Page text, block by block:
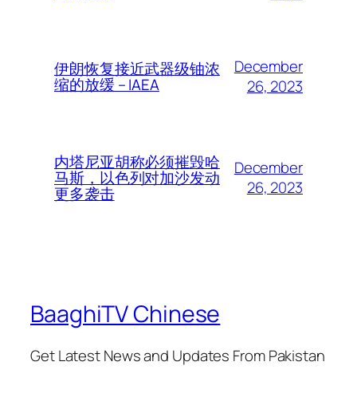
伊朗恢复接近武器级铀浓
缩的放缓 – IAEA
December
26, 2023
内塔尼亚胡称必须摧毁哈
马斯，以色列对加沙发动
更多袭击
December
26, 2023
BaaghiTV Chinese
Get Latest News and Updates From Pakistan